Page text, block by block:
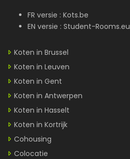
FR versie : Kots.be
EN versie : Student-Rooms.eu
Koten in Brussel
Koten in Leuven
Koten in Gent
Koten in Antwerpen
Koten in Hasselt
Koten in Kortrijk
Cohousing
Colocatie